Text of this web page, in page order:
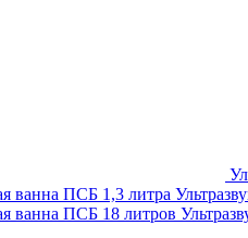
ванна ПСБ 1,3 литра
ванна ПСБ 18 литров